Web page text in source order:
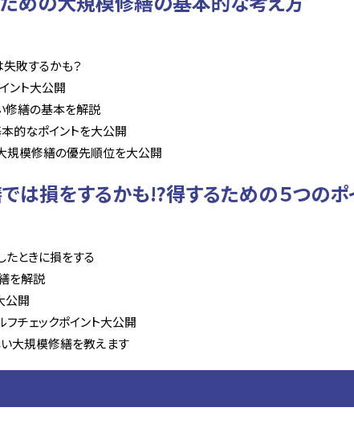
敗するかも？
ント大公開
修繕の基本を解説
的なポイントを大公開
規模修繕の優先順位を大公開
は損をするかも⁉得するための５つのポ
たときに損をする
を解説
公開
チェックポイント大公開
大規模修繕を教えます